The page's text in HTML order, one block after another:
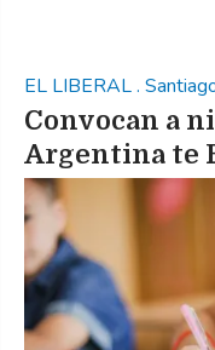
EL LIBERAL.
Convocan a
Argentina te